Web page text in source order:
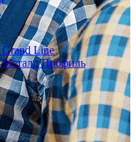
Line
Металл Профиль